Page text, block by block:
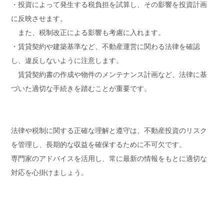
・投資によって発生する税負担を試算し、その影響を投資計画
に反映させます。
また、税制改正による影響も考慮に入れます。
・賃貸契約や建築基準など、不動産運営に関わる法律を確認
し、違反しないように注意します。
賃貸契約書の作成や物件のメンテナンス計画など、法律に基
づいた適切な手続きを踏むことが重要です。
法律や税制に関する正確な理解と遵守は、不動産投資のリスク
を管理し、長期的な収益を確保するために不可欠です。
専門家のアドバイスを活用し、常に最新の情報をもとに適切な
対応を心掛けましょう。